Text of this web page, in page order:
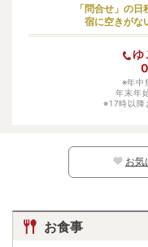
小学生（低学年）
幼児（寝具・食事あり）
幼児（寝具・食事なし）
い日程ではお子様はご予約いた
「問合せ」の
宿に空きがな
ゆ
※年中
年末年
※17時以降
お気
お食事